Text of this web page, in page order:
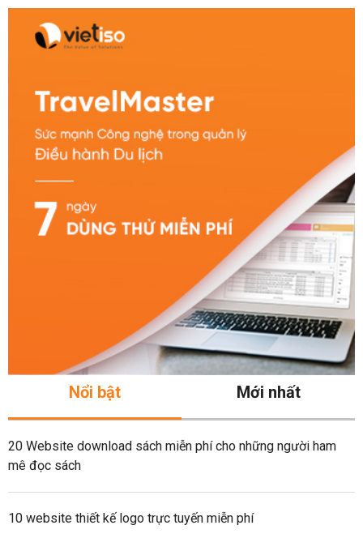
Nổi bật Mới nhất
20 Website download sách miễn phí cho những người ham
mê đọc sách
10 website thiết kế logo trực tuyến miễn phí